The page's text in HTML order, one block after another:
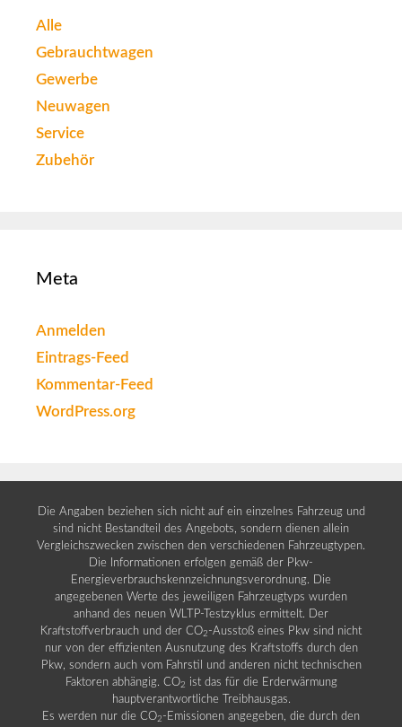
Alle
Gebrauchtwagen
Gewerbe
Neuwagen
Service
Zubehör
Meta
Anmelden
Eintrags-Feed
Kommentar-Feed
WordPress.org
Die Angaben beziehen sich nicht auf ein einzelnes Fahrzeug und
sind nicht Bestandteil des Angebots, sondern dienen allein
Vergleichszwecken zwischen den verschiedenen Fahrzeugtypen.
Die Informationen erfolgen gemäß der Pkw-
Energieverbrauchskennzeichnungsverordnung. Die
angegebenen Werte des jeweiligen Fahrzeugtyps wurden
anhand des neuen WLTP-Testzyklus ermittelt. Der
Kraftstoffverbrauch und der CO2 -Ausstoß eines Pkw sind nicht
nur von der effizienten Ausnutzung des Kraftstoffs durch den
Pkw, sondern auch vom Fahrstil und anderen nicht technischen
Faktoren abhängig. CO2 ist das für die Erderwärmung
hauptverantwortliche Treibhausgas.
Es werden nur die CO2 -Emissionen angegeben, die durch den